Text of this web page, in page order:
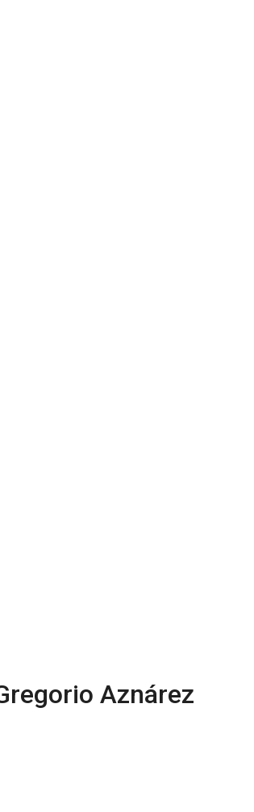
Aznárez